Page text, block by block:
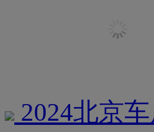
2024北京